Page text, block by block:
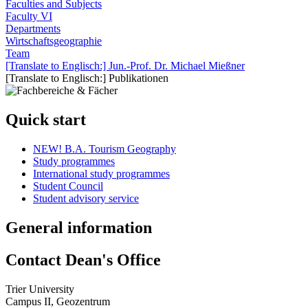
Faculties and Subjects
Faculty VI
Departments
Wirtschaftsgeographie
Team
[Translate to Englisch:] Jun.-Prof. Dr. Michael Mießner
[Translate to Englisch:] Publikationen
Quick start
NEW! B.A. Tourism Geography
Study programmes
International study programmes
Student Council
Student advisory service
General information
Contact Dean's Office
Trier University
Campus II, Geozentrum